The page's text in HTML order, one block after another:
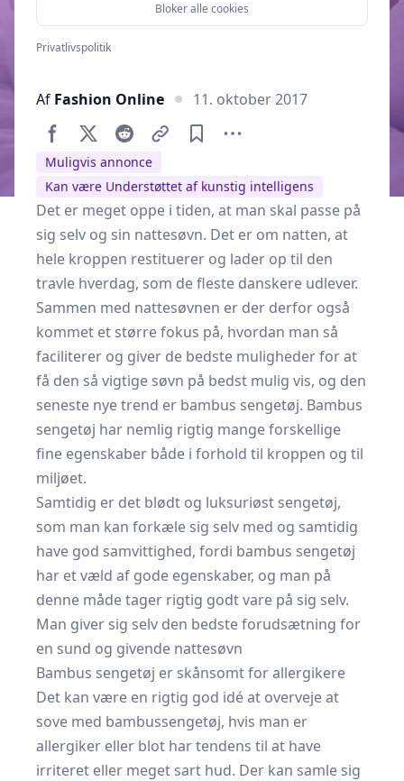
Af Fashion Online 11. oktober 2017
Muligvis annonce
Kan være Understøttet af kunstig intelligens
Det er meget oppe i tiden, at man skal passe på
sig selv og sin nattesøvn. Det er om natten, at
hele kroppen restituerer og lader op til den
travle hverdag, som de fleste danskere udlever.
Sammen med nattesøvnen er der derfor også
kommet et større fokus på, hvordan man så
faciliterer og giver de bedste muligheder for at
få den så vigtige søvn på bedst mulig vis, og den
seneste nye trend er bambus sengetøj. Bambus
sengetøj har nemlig rigtig mange forskellige
fine egenskaber både i forhold til kroppen og til
miljøet.
Samtidig er det blødt og luksuriøst sengetøj,
som man kan forkæle sig selv med og samtidig
have god samvittighed, fordi bambus sengetøj
har et væld af gode egenskaber, og man på
denne måde tager rigtig godt vare på sig selv.
Man giver sig selv den bedste forudsætning for
en sund og givende nattesøvn
Bambus sengetøj er skånsomt for allergikere
Det kan være en rigtig god idé at overveje at
sove med bambussengetøj, hvis man er
allergiker eller blot har tendens til at have
irriteret eller meget sart hud. Der kan samle sig
Bloker alle cookies
Privatlivspolitik